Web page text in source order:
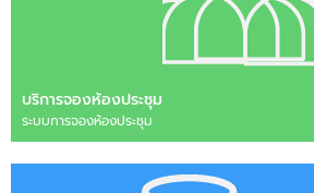
บริการจองห้องประชุม
ระบบการจองห้องประชุม